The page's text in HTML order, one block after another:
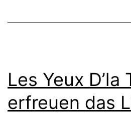
Les Yeux D’la
erfreuen das